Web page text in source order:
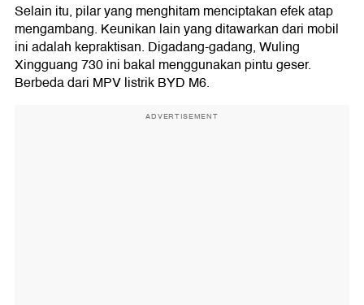
Selain itu, pilar yang menghitam menciptakan efek atap
mengambang. Keunikan lain yang ditawarkan dari mobil
ini adalah kepraktisan. Digadang-gadang, Wuling
Xingguang 730 ini bakal menggunakan pintu geser.
Berbeda dari MPV listrik BYD M6.
ADVERTISEMENT